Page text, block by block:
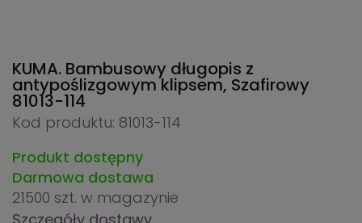
KUMA. Bambusowy długopis z
antypoślizgowym klipsem, Szafirowy
81013-114
Kod produktu: 81013-114
Produkt dostępny
Darmowa dostawa
21500 szt. w magazynie